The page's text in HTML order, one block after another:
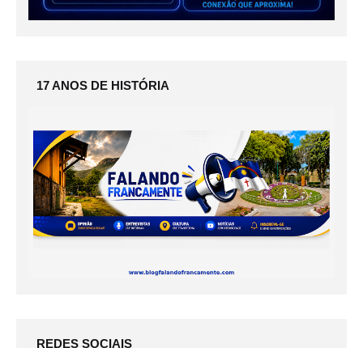
17 ANOS DE HISTÓRIA
REDES SOCIAIS